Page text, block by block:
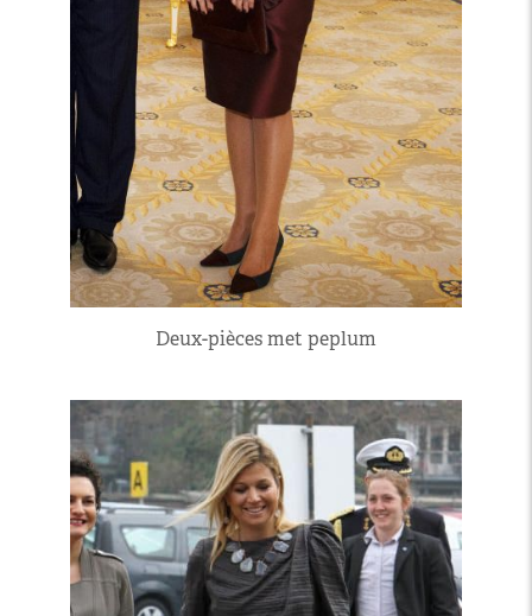
Deux-pièces met peplum